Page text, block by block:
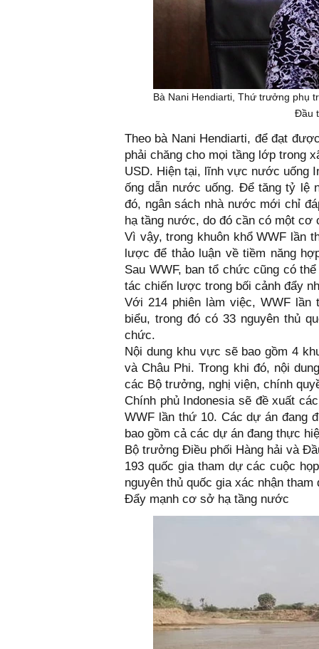
Bà Nani Hendiarti, Thứ trưởng phụ
Đầu
Theo bà Nani Hendiarti, để đạt
phải chăng cho mọi tầng lớp trong
USD. Hiện tại, lĩnh vực nước uống
ống dẫn nước uống. Để tăng tỷ lệ
đó, ngân sách nhà nước mới chỉ
hạ tầng nước, do đó cần có một cơ
Vì vậy, trong khuôn khổ WWF lần
lược để thảo luận về tiềm năng
Sau WWF, ban tổ chức cũng có
tác chiến lược trong bối cảnh đẩy
Với 214 phiên làm việc, WWF lần
biểu, trong đó có 33 nguyên thủ
chức.
Nội dung khu vực sẽ bao gồm 4
và Châu Phi. Trong khi đó, nội
các Bộ trưởng, nghị viện, chính
Chính phủ Indonesia sẽ đề xuất
WWF lần thứ 10. Các dự án đang
bao gồm cả các dự án đang thực
Bộ trưởng Điều phối Hàng hải và
193 quốc gia tham dự các cuộc
nguyên thủ quốc gia xác nhận tham
Đẩy mạnh cơ sở hạ tầng nước